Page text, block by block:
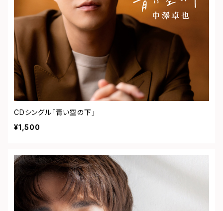
CDシングル「青い空の下」
¥1,500